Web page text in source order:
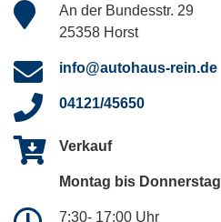
An der Bundesstr. 29
25358 Horst
info@autohaus-rein.de
04121/45650
Verkauf
Montag bis Donnerstag
7:30- 17:00 Uhr